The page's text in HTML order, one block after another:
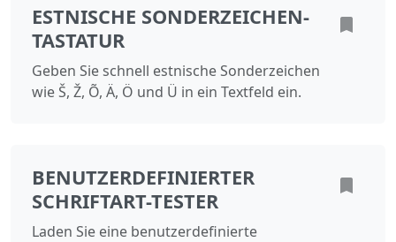
ESTNISCHE SONDERZEICHEN-
TASTATUR
Geben Sie schnell estnische Sonderzeichen
wie Š, Ž, Õ, Ä, Ö und Ü in ein Textfeld ein.
BENUTZERDEFINIERTER
SCHRIFTART-TESTER
Laden Sie eine benutzerdefinierte